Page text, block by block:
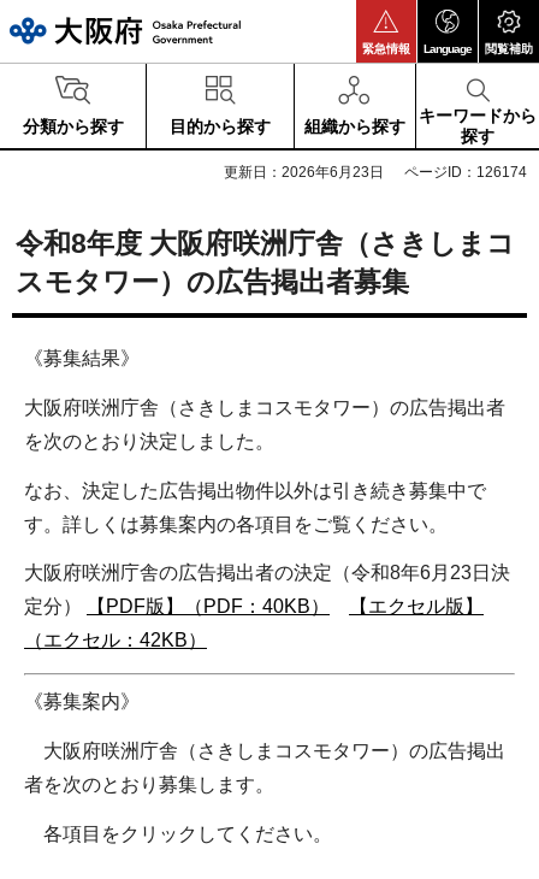
緊急情報 Language 閲覧補助
分類から探す 目的から探す 組織から探す
キーワードから
探す
更新日：2026年6月23日 ページID：126174
令和8年度 大阪府咲洲庁舎（さきしまコ
スモタワー）の広告掲出者募集
《募集結果》
大阪府咲洲庁舎（さきしまコスモタワー）の広告掲出者
を次のとおり決定しました。
なお、決定した広告掲出物件以外は引き続き募集中で
す。詳しくは募集案内の各項目をご覧ください。
大阪府咲洲庁舎の広告掲出者の決定（令和8年6月23日決
定分）
【PDF版】（PDF：40KB）
【エクセル版】
（エクセル：42KB）
《募集案内》
大阪府咲洲庁舎（さきしまコスモタワー）の広告掲出
者を次のとおり募集します。
各項目をクリックしてください。